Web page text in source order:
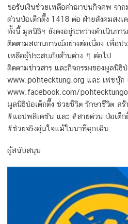
ขอรับเงินช่วยเหลือค่าฌาปนกิจศพ จา
ด่วนป่อเต็กตึ๊ง 1418 ต่อ ฝ่ายสังคมสงเ
ทั้งนี้ มูลนิธิฯ ยังคงอยู่ระหว่างดำเนินกา
ติดตามสถานการณ์อย่างต่อเนื่อง เพื่อป
เหลือผู้ประสบภัยด้านต่าง ๆ ต่อไป
ติดตามข่าวสาร และกิจกรรมของมูลนิธิ
www.pohtecktung.org และ เฟซบุ๊ก
www.facebook.com/
มูลนิธิป่อเต็กตึ๊ง ช่วยชีวิต รักษาชีวิต สร้
#แอปพลิเคชัน และ #สายด่วน ป่อเต็ก
#ช่วยจริงอุ่นใจแม้ในนาทีฉุกเฉิน
ผู้สนับสนุน